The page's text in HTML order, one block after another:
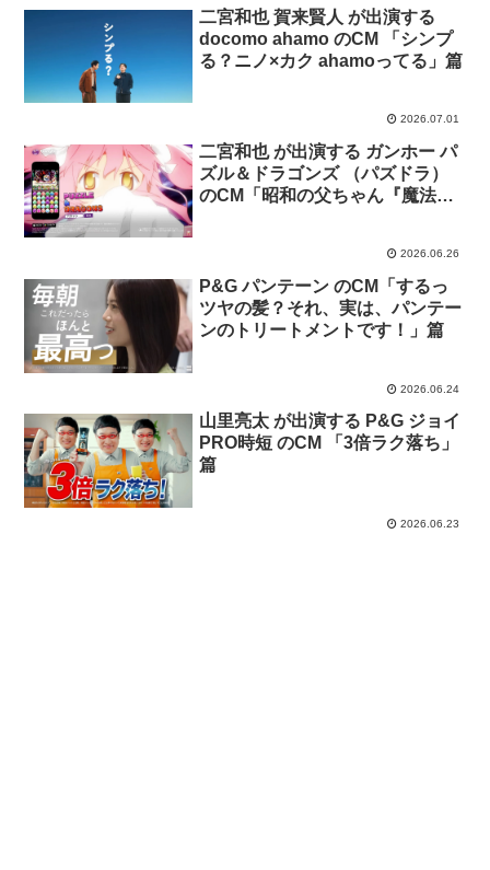
二宮和也 賀来賢人 が出演する
docomo ahamo のCM 「シンプ
る？ニノ×カク ahamoってる」篇
2026.07.01
二宮和也 が出演する ガンホー パ
ズル＆ドラゴンズ （パズドラ）
のCM「昭和の父ちゃん『魔法少
2026.06.26
P&G パンテーン のCM「するっ
ツヤの髪？それ、実は、パンテー
ンのトリートメントです！」篇
2026.06.24
山里亮太 が出演する P&G ジョイ
PRO時短 のCM 「3倍ラク落ち」
篇
2026.06.23